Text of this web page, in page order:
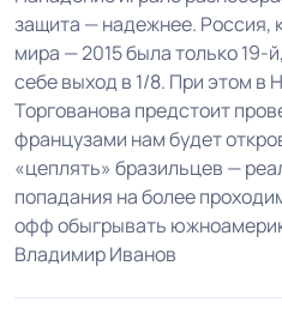
защита — надежнее. Россия,
мира — 2015 была только 19-
себе выход в 1/8. При этом в
Торгованова предстоит
французами нам будет
«цеплять» бразильцев —
попадания на более
офф обыгрывать
Владимир Иванов